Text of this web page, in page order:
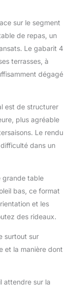
poudre
et
UV et
à la
pour
le
de
pour
est
et
quand il
sur le segment
de repas, un
Le gabarit 4
terrasses, à
dégagé
est de structurer
plus agréable
Le rendu
dans un
grande table
bas, ce format
et les
des rideaux.
surtout sur
et la manière dont
attendre sur la